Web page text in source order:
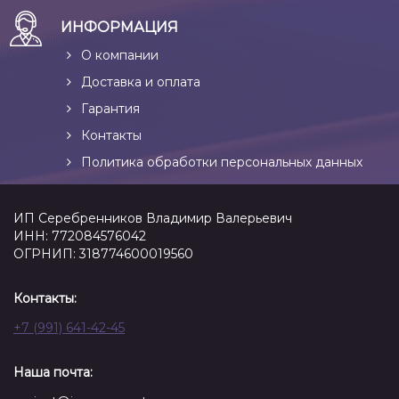
ИНФОРМАЦИЯ
О компании
Доставка и оплата
Гарантия
Контакты
Политика обработки персональных данных
ИП Серебренников Владимир Валерьевич
ИНН: 772084576042
ОГРНИП: 318774600019560
Контакты:
+7 (991) 641-42-45
Наша почта: